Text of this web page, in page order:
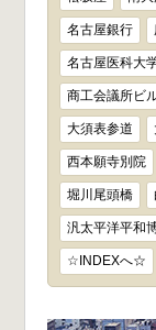
名古屋銀行
名古屋医科大
商工会議所ビ
大須表参道
西本願寺別院
堀川尾頭橋
汎太平洋平和
☆INDEXへ☆